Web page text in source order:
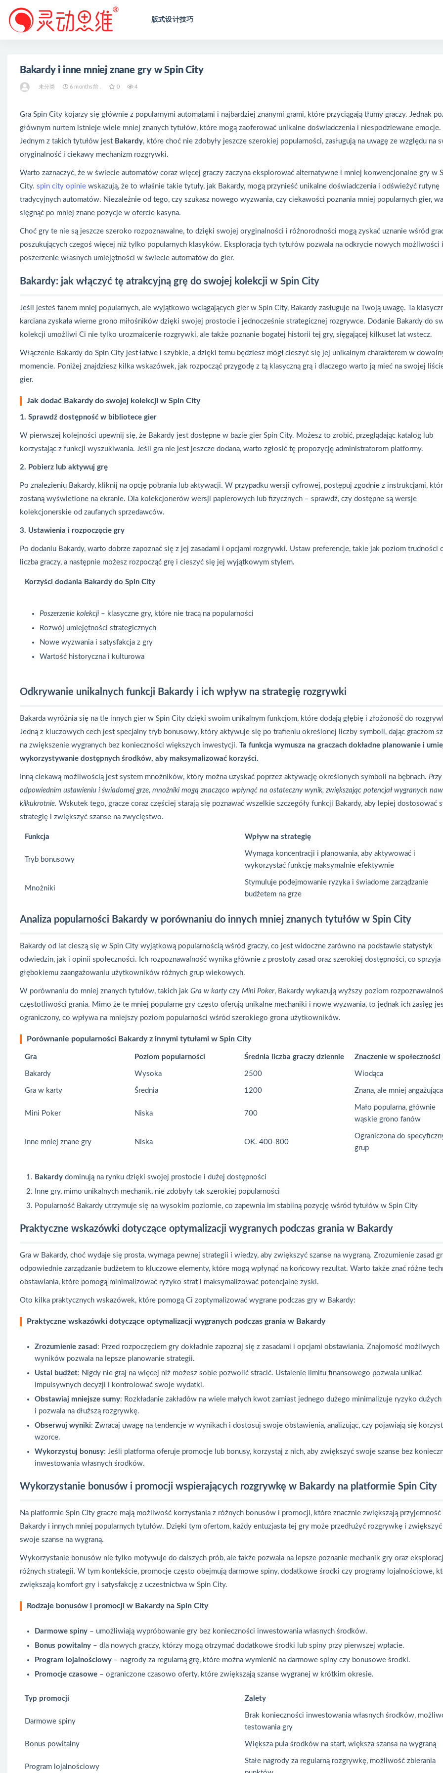
版式设计技巧
Bakardy i inne mniej znane gry w Spin City
未分类 6 months前 . 0 4
Gra Spin City kojarzy się głównie z popularnymi automatami i najbardziej znanymi grami, które przyciągają tłumy graczy. Jednak
głównym nurtem istnieje wiele mniej znanych tytułów, które mogą zaoferować unikalne doświadczenia i niespodziewane emocje.
Jednym z takich tytułów jest Bakardy, które choć nie zdobyły jeszcze szerokiej popularności, zasługują na uwagę ze względu na
oryginalność i ciekawy mechanizm rozgrywki.
Warto zaznaczyć, że w świecie automatów coraz więcej graczy zaczyna eksplorować alternatywne i mniej konwencjonalne gry w
City. spin city opinie wskazują, że to właśnie takie tytuły, jak Bakardy, mogą przynieść unikalne doświadczenia i odświeżyć rutynę
tradycyjnych automatów. Niezależnie od tego, czy szukasz nowego wyzwania, czy ciekawości poznania mniej popularnych gier,
sięgnąć po mniej znane pozycje w ofercie kasyna.
Choć gry te nie są jeszcze szeroko rozpoznawalne, to dzięki swojej oryginalności i różnorodności mogą zyskać uznanie wśród
poszukujących czegoś więcej niż tylko popularnych klasyków. Eksploracja tych tytułów pozwala na odkrycie nowych możliwości i
poszerzenie własnych umiejętności w świecie automatów do gier.
Bakardy: jak włączyć tę atrakcyjną grę do swojej kolekcji w Spin City
Jeśli jesteś fanem mniej popularnych, ale wyjątkowo wciągających gier w Spin City, Bakardy zasługuje na Twoją uwagę. Ta
karciana zyskała wierne grono miłośników dzięki swojej prostocie i jednocześnie strategicznej rozgrywce. Dodanie Bakardy do
kolekcji umożliwi Ci nie tylko urozmaicenie rozgrywki, ale także poznanie bogatej historii tej gry, sięgającej kilkuset lat wstecz.
Włączenie Bakardy do Spin City jest łatwe i szybkie, a dzięki temu będziesz mógł cieszyć się jej unikalnym charakterem w
momencie. Poniżej znajdziesz kilka wskazówek, jak rozpocząć przygodę z tą klasyczną grą i dlaczego warto ją mieć na swojej
gier.
Jak dodać Bakardy do swojej kolekcji w Spin City
1. Sprawdź dostępność w bibliotece gier
W pierwszej kolejności upewnij się, że Bakardy jest dostępne w bazie gier Spin City. Możesz to zrobić, przeglądając katalog lub
korzystając z funkcji wyszukiwania. Jeśli gra nie jest jeszcze dodana, warto zgłosić tę propozycję administratorom platformy.
2. Pobierz lub aktywuj grę
Po znalezieniu Bakardy, kliknij na opcję pobrania lub aktywacji. W przypadku wersji cyfrowej, postępuj zgodnie z instrukcjami,
zostaną wyświetlone na ekranie. Dla kolekcjonerów wersji papierowych lub fizycznych – sprawdź, czy dostępne są wersje
kolekcjonerskie od zaufanych sprzedawców.
3. Ustawienia i rozpoczęcie gry
Po dodaniu Bakardy, warto dobrze zapoznać się z jej zasadami i opcjami rozgrywki. Ustaw preferencje, takie jak poziom trudności
liczba graczy, a następnie możesz rozpocząć grę i cieszyć się jej wyjątkowym stylem.
Korzyści dodania Bakardy do Spin City
Poszerzenie kolekcji – klasyczne gry, które nie tracą na popularności
Rozwój umiejętności strategicznych
Nowe wyzwania i satysfakcja z gry
Wartość historyczna i kulturowa
Odkrywanie unikalnych funkcji Bakardy i ich wpływ na strategię rozgrywki
Bakarda wyróżnia się na tle innych gier w Spin City dzięki swoim unikalnym funkcjom, które dodają głębię i złożoność do
Jedną z kluczowych cech jest specjalny tryb bonusowy, który aktywuje się po trafieniu określonej liczby symboli, dając graczom
na zwiększenie wygranych bez konieczności większych inwestycji. Ta funkcja wymusza na graczach dokładne planowanie i
wykorzystywanie dostępnych środków, aby maksymalizować korzyści.
Inną ciekawą możliwością jest system mnożników, który można uzyskać poprzez aktywację określonych symboli na bębnach. Przy
odpowiednim ustawieniu i świadomej grze, mnożniki mogą znacząco wpłynąć na ostateczny wynik, zwiększając potencjał wygranych
kilkukrotnie. Wskutek tego, gracze coraz częściej starają się poznawać wszelkie szczegóły funkcji Bakardy, aby lepiej dostosować
strategię i zwiększyć szanse na zwycięstwo.
Funkcja Wpływ na strategię
Tryb bonusowy
Wymaga koncentracji i planowania, aby aktywować i
wykorzystać funkcję maksymalnie efektywnie
Mnożniki
Stymuluje podejmowanie ryzyka i świadome zarządzanie
budżetem na grze
Analiza popularności Bakardy w porównaniu do innych mniej znanych tytułów w Spin City
Bakardy od lat cieszą się w Spin City wyjątkową popularnością wśród graczy, co jest widoczne zarówno na podstawie statystyk
odwiedzin, jak i opinii społeczności. Ich rozpoznawalność wynika głównie z prostoty zasad oraz szerokiej dostępności, co sprzyja
głębokiemu zaangażowaniu użytkowników różnych grup wiekowych.
W porównaniu do mniej znanych tytułów, takich jak Gra w kartyczy Mini Poker, Bakardy wykazują wyższy poziom
częstotliwości grania. Mimo że te mniej popularne gry często oferują unikalne mechaniki i nowe wyzwania, to jednak ich zasięg
ograniczony, co wpływa na mniejszy poziom popularności wśród szerokiego grona użytkowników.
Porównanie popularności Bakardy z innymi tytułami w Spin City
Gra Poziom popularności Średnia liczba graczy dziennie Znaczenie w społeczności
Bakardy Wysoka 2500 Wiodąca
Gra w karty Średnia 1200 Znana, ale mniej angażująca
Mini Poker Niska 700
Mało popularna, głównie
wąskie grono fanów
Inne mniej znane gry Niska OK. 400-800
Ograniczona do
grup
Bakardy dominują na rynku dzięki swojej prostocie i dużej dostępności
Inne gry, mimo unikalnych mechanik, nie zdobyły tak szerokiej popularności
Popularność Bakardy utrzymuje się na wysokim poziomie, co zapewnia im stabilną pozycję wśród tytułów w Spin City
Praktyczne wskazówki dotyczące optymalizacji wygranych podczas grania w Bakardy
Gra w Bakardy, choć wydaje się prosta, wymaga pewnej strategii i wiedzy, aby zwiększyć szanse na wygraną. Zrozumienie zasad
odpowiednie zarządzanie budżetem to kluczowe elementy, które mogą wpłynąć na końcowy rezultat. Warto także znać różne
obstawiania, które pomogą minimalizować ryzyko strat i maksymalizować potencjalne zyski.
Oto kilka praktycznych wskazówek, które pomogą Ci zoptymalizować wygrane podczas gry w Bakardy:
Praktyczne wskazówki dotyczące optymalizacji wygranych podczas grania w Bakardy
Zrozumienie zasad : Przed rozpoczęciem gry dokładnie zapoznaj się z zasadami i opcjami obstawiania. Znajomość możliwych
wyników pozwala na lepsze planowanie strategii.
Ustal budżet: Nigdy nie graj na więcej niż możesz sobie pozwolić stracić. Ustalenie limitu finansowego pozwala unikać
impulsywnych decyzji i kontrolować swoje wydatki.
Obstawiaj mniejsze sumy: Rozkładanie zakładów na wiele małych kwot zamiast jednego dużego minimalizuje ryzyko
i pozwala na dłuższą rozgrywkę.
Obserwuj wyniki: Zwracaj uwagę na tendencje w wynikach i dostosuj swoje obstawienia, analizując, czy pojawiają się
wzorce.
Wykorzystuj bonusy: Jeśli platforma oferuje promocje lub bonusy, korzystaj z nich, aby zwiększyć swoje szanse bez
inwestowania własnych środków.
Wykorzystanie bonusów i promocji wspierających rozgrywkę w Bakardy na platformie Spin City
Na platformie Spin City gracze mają możliwość korzystania z różnych bonusów i promocji, które znacznie zwiększają przyjemność
Bakardy i innych mniej popularnych tytułów. Dzięki tym ofertom, każdy entuzjasta tej gry może przedłużyć rozgrywkę i zwiększyć
swoje szanse na wygraną.
Wykorzystanie bonusów nie tylko motywuje do dalszych prób, ale także pozwala na lepsze poznanie mechanik gry oraz
różnych strategii. W tym kontekście, promocje często obejmują darmowe spiny, dodatkowe środki czy programy lojalnościowe,
zwiększają komfort gry i satysfakcję z uczestnictwa w Spin City.
Rodzaje bonusów i promocji w Bakardy na Spin City
Darmowe spiny – umożliwiają wypróbowanie gry bez konieczności inwestowania własnych środków.
Bonus powitalny – dla nowych graczy, którzy mogą otrzymać dodatkowe środki lub spiny przy pierwszej wpłacie.
Program lojalnościowy – nagrody za regularną grę, które można wymienić na darmowe spiny czy bonusowe środki.
Promocje czasowe – ograniczone czasowo oferty, które zwiększają szanse wygranej w krótkim okresie.
Typ promocji Zalety
Darmowe spiny
Brak konieczności inwestowania własnych środków,
testowania gry
Bonus powitalny Większa pula środków na start, większa szansa na wygraną
Program lojalnościowy
Stałe nagrody za regularną rozgrywkę, możliwość zbierania